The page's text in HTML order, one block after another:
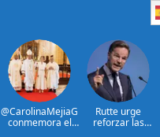
@CarolinaMejiaG
conmemora el
Rutte urge
reforzar las